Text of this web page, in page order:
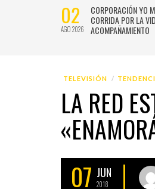
02
AGO 2026
CORPORACIÓN YO
CORRIDA POR LA
ACOMPAÑAMIENTO
TELEVISIÓN
LA RED
07 JUN
2018